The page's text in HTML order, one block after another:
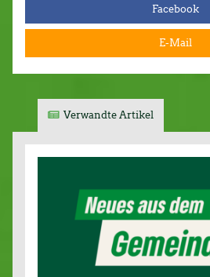
Facebook
E-Mail
Verwandte Artikel